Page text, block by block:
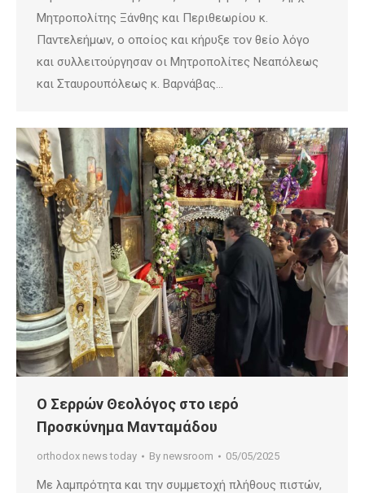
Μητροπολίτης Ξάνθης και Περιθεωρίου κ.
Παντελεήμων, ο οποίος και κήρυξε τον θείο λόγο
και συλλειτούργησαν οι Μητροπολίτες Νεαπόλεως
και Σταυρουπόλεως κ. Βαρνάβας…
Ο Σερρών Θεολόγος στο ιερό
Προσκύνημα Μανταμάδου
orthodox news today By newsroom 05/05/2025
Με λαμπρότητα και την συμμετοχή πλήθους πιστών,